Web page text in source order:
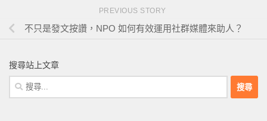
PREVIOUS STORY
不只是發文按讚，NPO 如何有效運用社群媒體來助人？
搜尋站上文章
搜
尋